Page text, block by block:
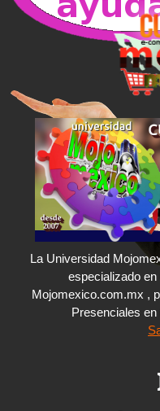
La Universidad
especializado
Mojomexico.com.mx ,
Presenciales